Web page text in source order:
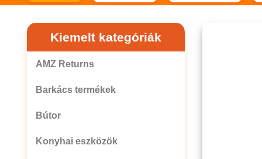
Kiemelt kategóriák
AMZ Returns
Barkács termékek
Bútor
Konyhai eszközök